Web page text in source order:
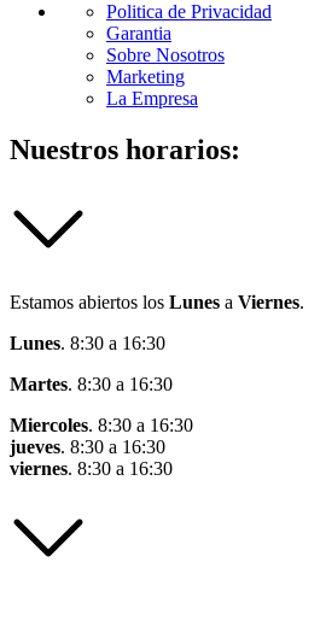
Politica de Privacidad
Garantia
Sobre Nosotros
Marketing
La Empresa
Nuestros horarios:
Estamos abiertos los Lunes a Viernes.
Lunes. 8:30 a 16:30
Martes. 8:30 a 16:30
Miercoles. 8:30 a 16:30
jueves. 8:30 a 16:30
viernes. 8:30 a 16:30